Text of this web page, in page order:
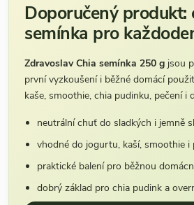
Doporučený produkt:
semínka pro
Zdravoslav Chia semínka 250 g jsou
první vyzkoušení i běžné domácí
kaše, smoothie, chia pudinku, pečení i
neutrální chuť do sladkých i jemně
vhodné do jogurtu, kaší, smoothie i
praktické balení pro běžnou
dobrý základ pro chia pudink a